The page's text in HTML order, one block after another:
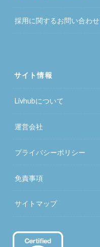
採用に関するお問い合わせ
サイト情報
Livhubについて
運営会社
プライバシーポリシー
免責事項
サイトマップ